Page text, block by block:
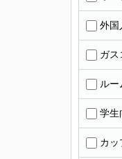
外国
ガス
ル
学生
カッ